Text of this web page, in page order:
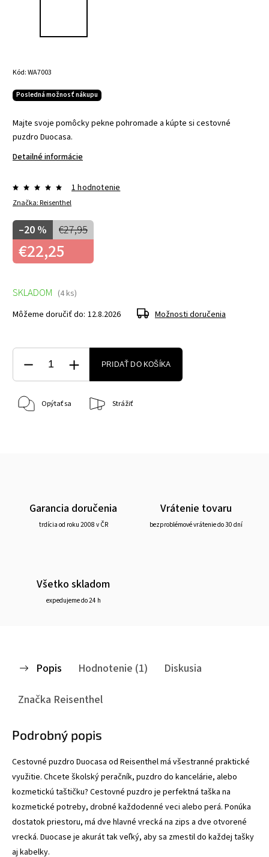
Kód:WA7003
Posledná možnosť nákupu
Majte svoje pomôcky pekne pohromade a kúpte si cestovné
puzdro Duocasa.
Detailné informácie
Značka:Reisenthel
1 hodnotenie
€27,95
–20 %
€22,25
SKLADOM (4 ks)
Môžeme doručiť do: 12.8.2026 Možnosti doručenia
PRIDAŤ DO KOŠÍKA
Opýtať sa Strážiť
Garancia doručenia
trdícia od roku 2008 v ČR
Vrátenie tovaru
bezproblémové vrátenie do 30 dní
Všetko skladom
expedujeme do 24 h
Popis Hodnotenie (1)
Diskusia
Značka Reisenthel
Podrobný popis
Cestovné puzdro Duocasa od Reisenthel má všestranné praktické
využitie. Chcete školský peračník, puzdro do kancelárie, alebo
kozmetickú taštičku? Cestovné puzdro je perfektná taška na
kozmetické potreby, drobné každodenné veci alebo perá. Ponúka
dostatok priestoru, má dve hlavné vrecká na zips a dve otvorené
vrecká. Duocase je akurát tak veľký, aby sa zmestil do každej tašky
aj kabelky.